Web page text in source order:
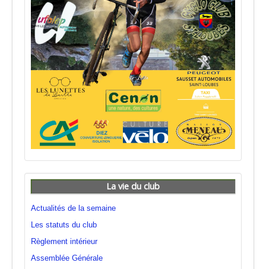
La vie du club
Actualités de la semaine
Les statuts du club
Règlement intérieur
Assemblée Générale